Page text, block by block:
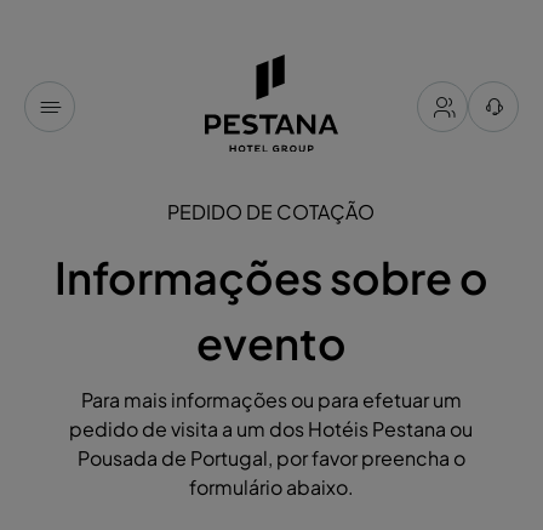
PEDIDO DE COTAÇÃO
Informações sobre o
evento
Para mais informações ou para efetuar um
pedido de visita a um dos Hotéis Pestana ou
Pousada de Portugal, por favor preencha o
formulário abaixo.